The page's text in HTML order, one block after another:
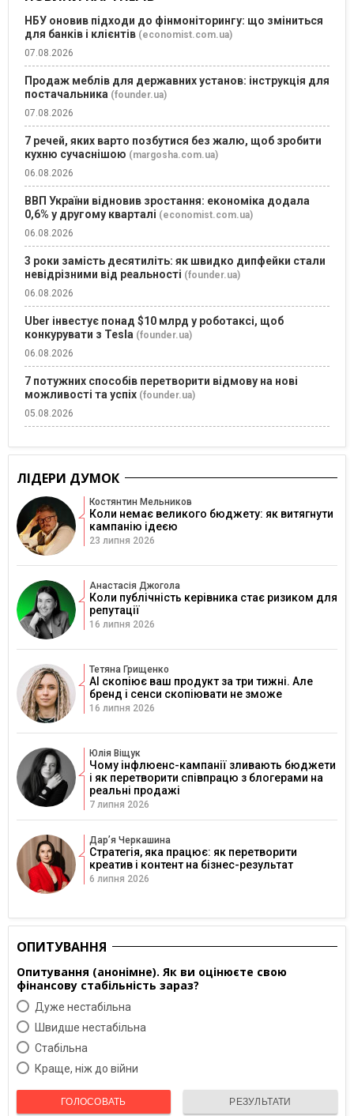
НБУ оновив підходи до фінмоніторингу: що зміниться
для банків і клієнтів (economist.com.ua)
07.08.2026
Продаж меблів для державних установ: інструкція для
постачальника (founder.ua)
07.08.2026
7 речей, яких варто позбутися без жалю, щоб зробити
кухню сучаснішою (margosha.com.ua)
06.08.2026
ВВП України відновив зростання: економіка додала
0,6% у другому кварталі (economist.com.ua)
06.08.2026
3 роки замість десятиліть: як швидко дипфейки стали
невідрізними від реальності (founder.ua)
06.08.2026
Uber інвестує понад $10 млрд у роботаксі, щоб
конкурувати з Tesla (founder.ua)
06.08.2026
7 потужних способів перетворити відмову на нові
можливості та успіх (founder.ua)
05.08.2026
ЛІДЕРИ ДУМОК
Костянтин Мельников
Коли немає великого бюджету: як витягнути
кампанію ідеєю
23 липня 2026
Анастасія Джогола
Коли публічність керівника стає ризиком для
репутації
16 липня 2026
Тетяна Грищенко
AI скопіює ваш продукт за три тижні. Але
бренд і сенси скопіювати не зможе
16 липня 2026
Юлія Віщук
Чому інфлюенс-кампанії зливають бюджети
і як перетворити співпрацю з блогерами на
реальні продажі
7 липня 2026
Дарʼя Черкашина
Стратегія, яка працює: як перетворити
креатив і контент на бізнес-результат
6 липня 2026
ОПИТУВАННЯ
Опитування (анонімне). Як ви оцінюєте свою
фінансову стабільність зараз?
Дуже нестабільна
Швидше нестабільна
Cтабільна
Краще, ніж до війни
ГОЛОСОВАТЬ РЕЗУЛЬТАТИ